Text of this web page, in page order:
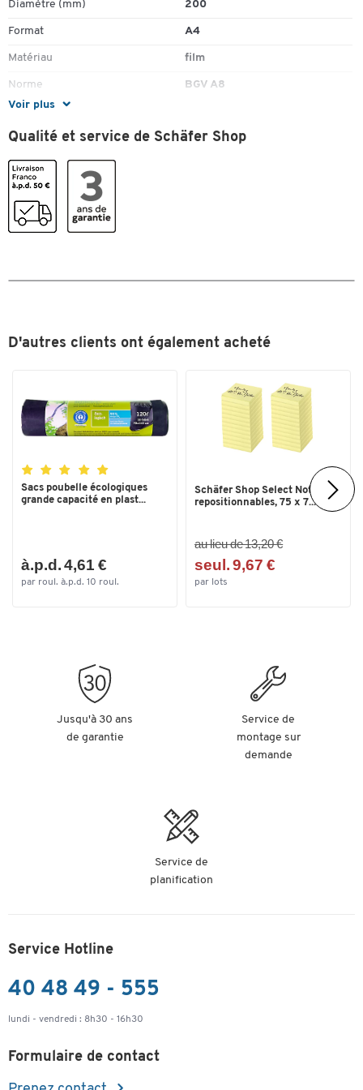
Voir plus
Diamètre (mm) 200
Format A4
Matériau film
Norme BGV A8
Qualité et service de Schäfer Shop
D'autres clients ont également acheté
Sacs poubelle écologiques
grande capacité en plast...
à.p.d. 4,61 €
par roul. à.p.d. 10 roul.
Schäfer Shop Select Notes
repositionnables, 75 x 7...
au lieu de 13,20 €
seul. 9,67 €
par lots
Toucher deux fois pour zoomer
Jusqu'à 30 ans
de garantie
Service de
montage sur
demande
Service de
planification
Service Hotline
40 48 49 - 555
lundi - vendredi : 8h30 - 16h30
Formulaire de contact